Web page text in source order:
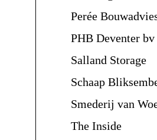
Perée
PHB Deventer bv
Salland Storage
Schaap
Smederij van
The Inside